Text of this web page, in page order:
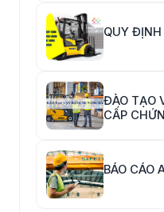
QUY
ĐÀO TẠO
CẤP
BÁO CÁO